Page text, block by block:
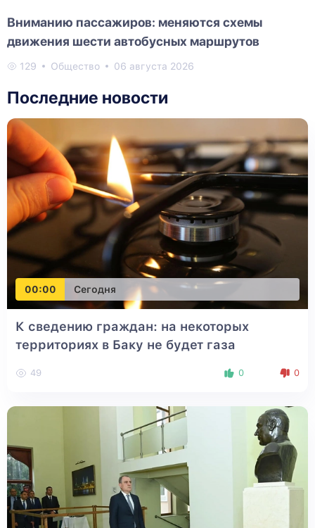
Вниманию пассажиров: меняются схемы
движения шести автобусных маршрутов
129 Общество 06 августа 2026
Последние новости
00:00 Сегодня
К сведению граждан: на некоторых
территориях в Баку не будет газа
49 0 0